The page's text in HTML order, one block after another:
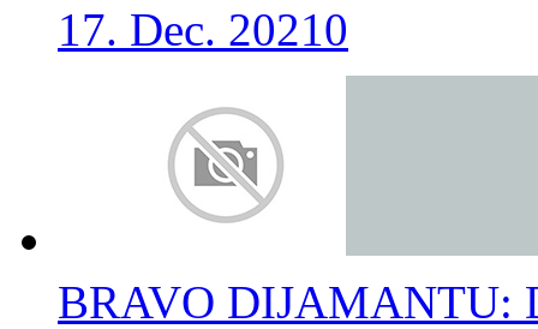
17. Dec. 20210
BRAVO DIJAMANTU: